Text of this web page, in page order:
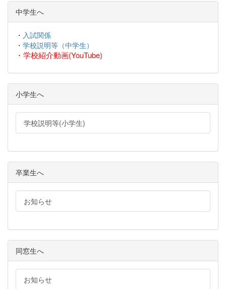
中学生へ
・ 入試関係
・ 学校説明等（中学生）
・ 学校紹介動画(YouTube)
小学生へ
学校説明等(小学生)
卒業生へ
お知らせ
同窓生へ
お知らせ